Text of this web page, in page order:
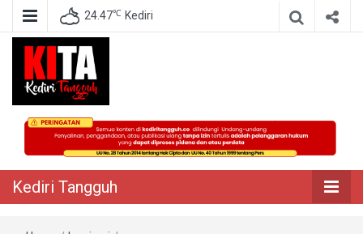
24.47℃ Kediri
Kediri Tangguh
Berita Akurat Terpercaya
Kediri Tangguh